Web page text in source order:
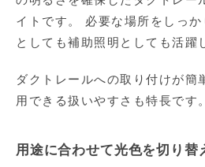
イトです。 必要な場所をしっ
としても補助照明としても活躍
ダクトレールへの取り付けが簡
用できる扱いやすさも特長です。
用途に合わせて光色を切り替